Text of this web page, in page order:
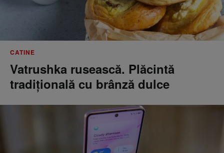
CATINE
Vatrushka rusească. Plăcintă
tradițională cu brânză dulce